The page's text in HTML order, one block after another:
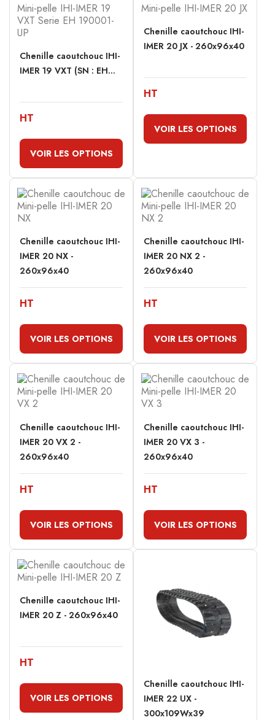
Chenille caoutchouc IHI-
IMER 19 VXT (SN : EH...
HT
VOIR LES OPTIONS
Chenille caoutchouc IHI-
IMER 20 JX - 260x96x40
HT
VOIR LES OPTIONS
Chenille caoutchouc IHI-
IMER 20 NX -
260x96x40
HT
VOIR LES OPTIONS
Chenille caoutchouc IHI-
IMER 20 NX 2 -
260x96x40
HT
VOIR LES OPTIONS
Chenille caoutchouc IHI-
IMER 20 VX 2 -
260x96x40
HT
VOIR LES OPTIONS
Chenille caoutchouc IHI-
IMER 20 VX 3 -
260x96x40
HT
VOIR LES OPTIONS
Chenille caoutchouc IHI-
IMER 20 Z - 260x96x40
HT
VOIR LES OPTIONS
Chenille caoutchouc IHI-
IMER 22 UX -
300x109Wx39